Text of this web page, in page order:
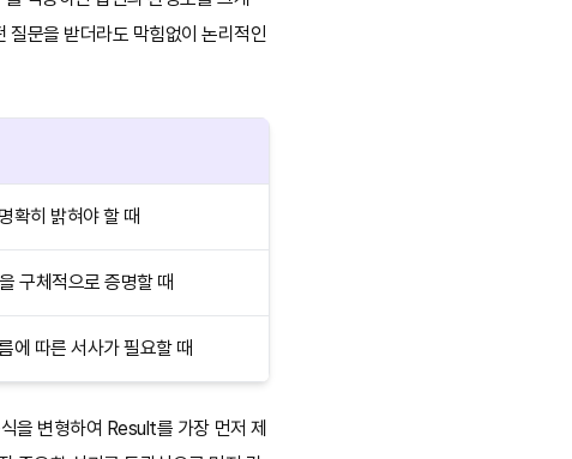
질문을 받더라도 막힘없이 논리적인
확히 밝혀야 할 때
구체적으로 증명할 때
에 따른 서사가 필요할 때
을 변형하여 Result를 가장 먼저 제